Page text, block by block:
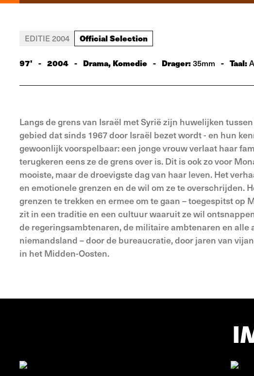
EDITIE 2004 Official Selection
97' - 2004 - Drama, Komedie - Drager:35mm - Taal:
Langs de grens van Israël met Syrië zijn huwelijken
gebied dat sinds 1967 door Israël bezet wordt - en hun
gewoonlijk voorspelbaar: een jonge vrouw verlaat haar
terugkeren eens ze de grens over is. Dit is ook zo voor
mooiste, maar de droevigste dag van haar leven. Het
en emotionele grenzen en de wil om ze te overschrijden.
grenzen te trekken en ermee om te gaan – toegespitst op
zit in een traditie en een cultuur waaruit ze wil
de regeringsambtenaren, de militaire ambtenaren en alle
niemandsland – door de bureaucratie, door jaren van
in het Midden-Oosten.